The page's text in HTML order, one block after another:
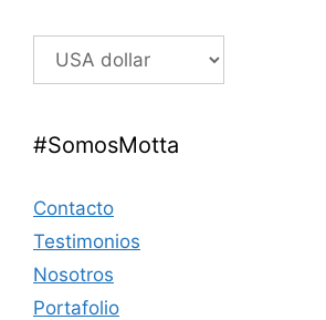
#SomosMotta
Contacto
Testimonios
Nosotros
Portafolio